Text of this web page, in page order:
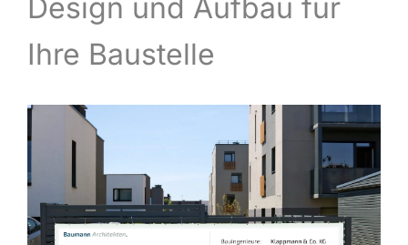
Design und Auf­bau für
Ihre Baustelle